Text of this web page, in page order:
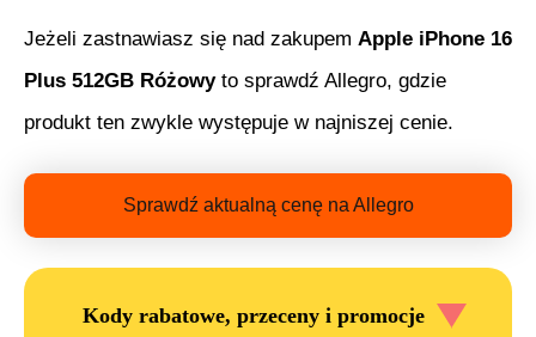
Jeżeli zastnawiasz się nad zakupem Apple iPhone 16
Plus 512GB Różowyto sprawdź Allegro, gdzie
produkt ten zwykle występuje w najniszej cenie.
Sprawdź aktualną cenę na Allegro
Kody rabatowe, przeceny i promocje